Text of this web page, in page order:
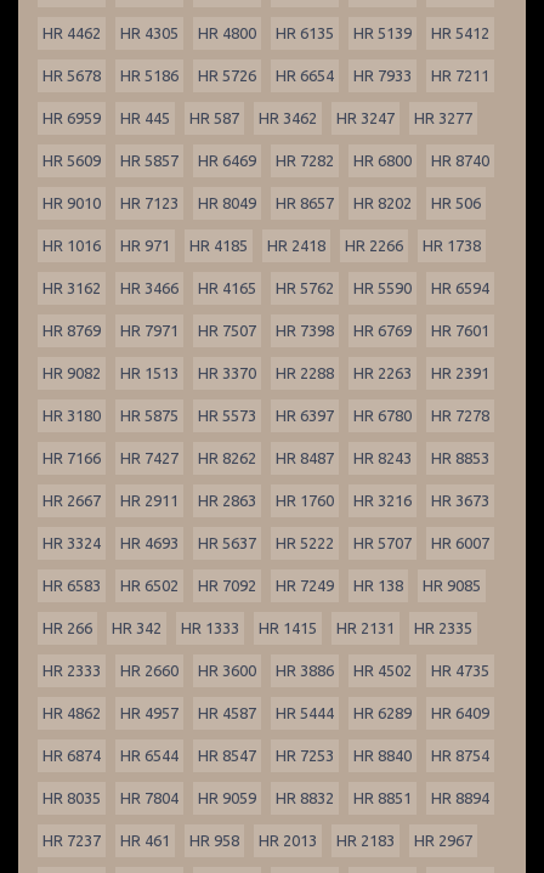
HR 4462 HR 4305 HR 4800 HR 6135 HR 5139 HR 5412
HR 5678 HR 5186 HR 5726 HR 6654 HR 7933 HR 7211
HR 6959 HR 445 HR 587 HR 3462 HR 3247 HR 3277
HR 5609 HR 5857 HR 6469 HR 7282 HR 6800 HR 8740
HR 9010 HR 7123 HR 8049 HR 8657 HR 8202 HR 506
HR 1016 HR 971 HR 4185 HR 2418 HR 2266 HR 1738
HR 3162 HR 3466 HR 4165 HR 5762 HR 5590 HR 6594
HR 8769 HR 7971 HR 7507 HR 7398 HR 6769 HR 7601
HR 9082 HR 1513 HR 3370 HR 2288 HR 2263 HR 2391
HR 3180 HR 5875 HR 5573 HR 6397 HR 6780 HR 7278
HR 7166 HR 7427 HR 8262 HR 8487 HR 8243 HR 8853
HR 2667 HR 2911 HR 2863 HR 1760 HR 3216 HR 3673
HR 3324 HR 4693 HR 5637 HR 5222 HR 5707 HR 6007
HR 6583 HR 6502 HR 7092 HR 7249 HR 138 HR 9085
HR 266 HR 342 HR 1333 HR 1415 HR 2131 HR 2335
HR 2333 HR 2660 HR 3600 HR 3886 HR 4502 HR 4735
HR 4862 HR 4957 HR 4587 HR 5444 HR 6289 HR 6409
HR 6874 HR 6544 HR 8547 HR 7253 HR 8840 HR 8754
HR 8035 HR 7804 HR 9059 HR 8832 HR 8851 HR 8894
HR 7237 HR 461 HR 958 HR 2013 HR 2183 HR 2967